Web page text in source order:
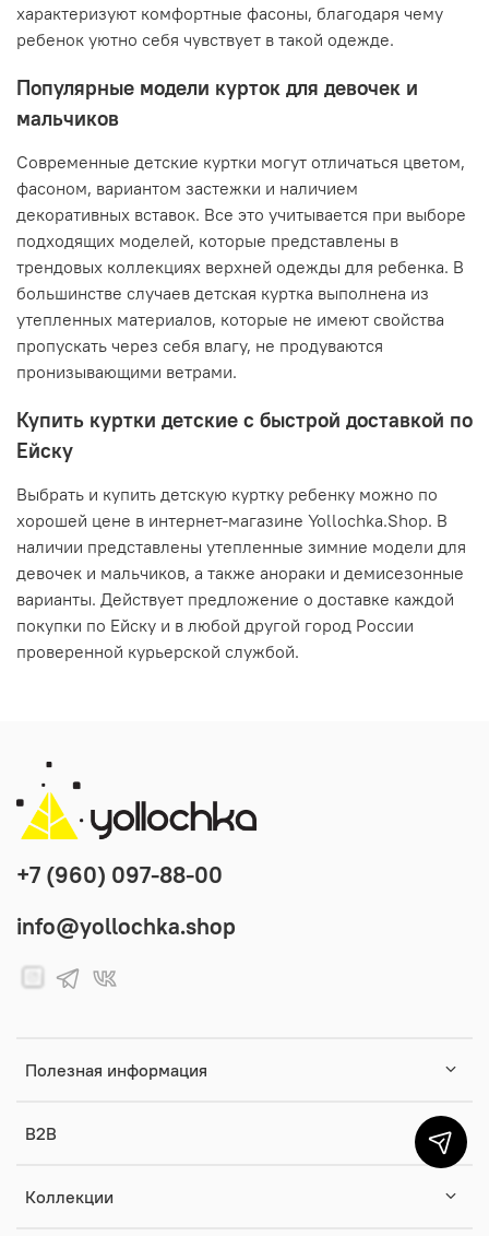
характеризуют комфортные фасоны, благодаря чему
ребенок уютно себя чувствует в такой одежде.
Популярные модели курток для девочек и
мальчиков
Современные детские куртки могут отличаться цветом,
фасоном, вариантом застежки и наличием
декоративных вставок. Все это учитывается при выборе
подходящих моделей, которые представлены в
трендовых коллекциях верхней одежды для ребенка. В
большинстве случаев детская куртка выполнена из
утепленных материалов, которые не имеют свойства
пропускать через себя влагу, не продуваются
пронизывающими ветрами.
Купить куртки детские с быстрой доставкой по
Ейску
Выбрать и купить детскую куртку ребенку можно по
хорошей цене в интернет-магазине Yollochka.Shop. В
наличии представлены утепленные зимние модели для
девочек и мальчиков, а также анораки и демисезонные
варианты. Действует предложение о доставке каждой
покупки по Ейску и в любой другой город России
проверенной курьерской службой.
Полезная информация
B2B
Коллекции
+7 (960) 097-88-00
info@yollochka.shop